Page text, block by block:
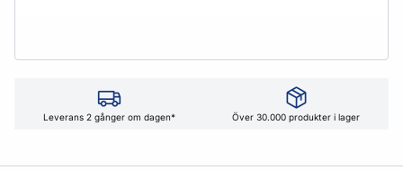
Leverans 2 gånger om dagen* Över 30.000 produkter i lager